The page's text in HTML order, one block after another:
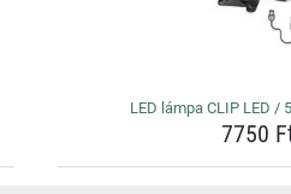
LED lámpa CLIP LED /
7750